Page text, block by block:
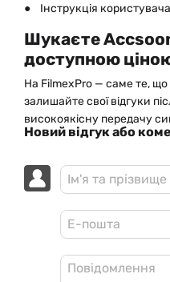
● Інструкція
Шукаєте
доступною
На FilmexPro — саме те, що
залишайте свої відгуки
високоякісну передачу
Новий відгук або